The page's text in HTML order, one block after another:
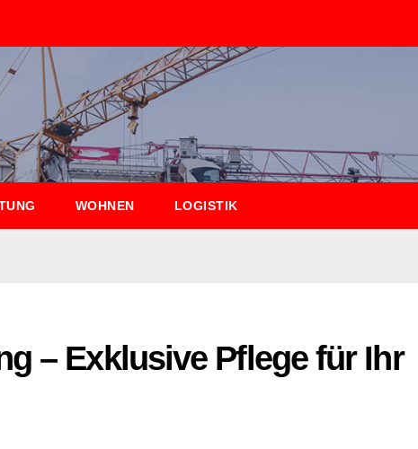
WOHNEN LOGISTIK
– Exklusive Pflege für Ihr